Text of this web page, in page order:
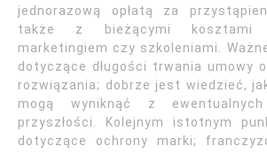
jednorazową opłatą za
także z bieżącymi kosztami
marketingiem czy szkoleniami.
dotyczące długości trwania umowy
rozwiązania; dobrze jest wiedzieć,
mogą wyniknąć z
przyszłości. Kolejnym istotnym
dotyczące ochrony marki;